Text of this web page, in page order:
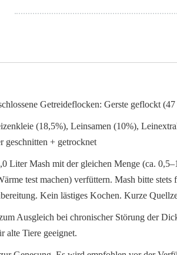
Getreideflocken: Gerste geflockt (47
(18,5%), Leinsamen (10%),
geschnitten + getrocknet
Liter Mash mit der gleichen Menge (ca.
test machen) verfüttern. Mash bitte
Kein lästiges Kochen. Kurze
Ausgleich bei chronischer Störung der
alte Tiere geeignet.